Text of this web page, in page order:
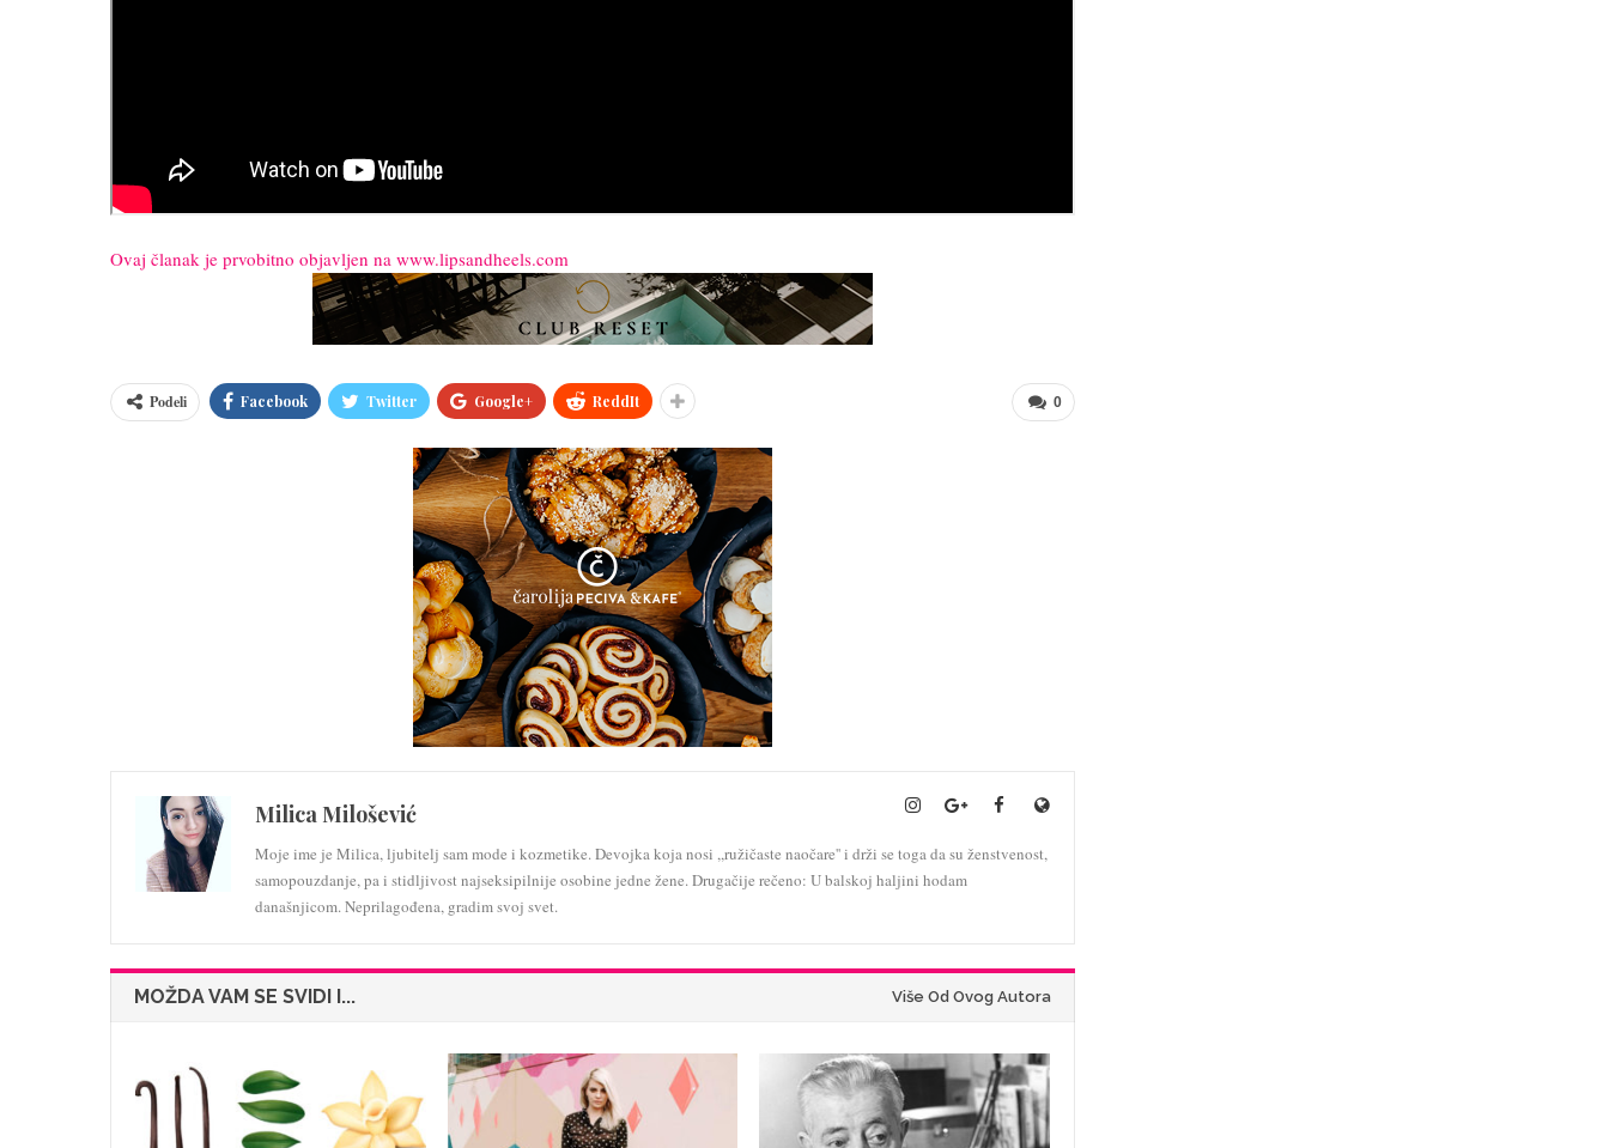
Continue
Ovaj članak je prvobitno objavljen na www.lipsandheels.com
0
Podeli Facebook Twitter Google+ ReddIt
Milica Milošević
Moje ime je Milica, ljubitelj sam mode i kozmetike. Devojka koja nosi ,,ružičaste naočare'' i drži se toga da su ženstvenost,
samopouzdanje, pa i stidljivost najseksipilnije osobine jedne žene. Drugačije rečeno: U balskoj haljini hodam
današnjicom. Neprilagođena, gradim svoj svet.
MOŽDA VAM SE SVIDI I... Više Od Ovog Autora